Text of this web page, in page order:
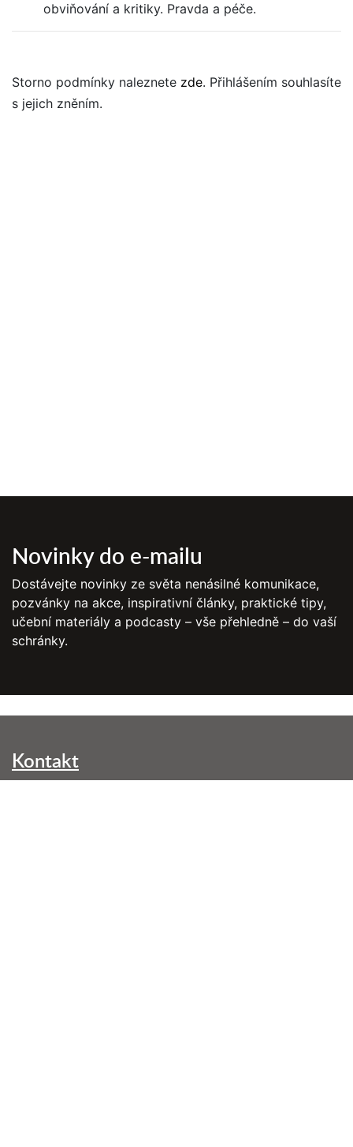
obviňování a kritiky. Pravda a péče.
Storno podmínky naleznete zde. Přihlášením souhlasíte
s jejich zněním.
Novinky do e-mailu
Dostávejte novinky ze světa nenásilné komunikace,
pozvánky na akce, inspirativní články, praktické tipy,
učební materiály a podcasty – vše přehledně – do vaší
schránky.
Kontakt
NVC Brno, z. s.